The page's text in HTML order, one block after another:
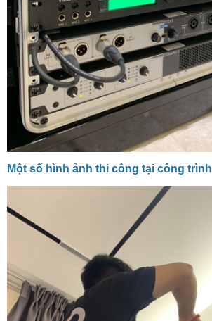
Một số hình ảnh thi công tại công trình